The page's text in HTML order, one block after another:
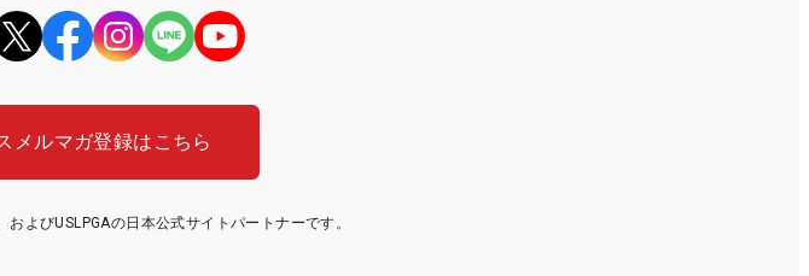
メルマガ登録はこちら
よびUSLPGAの日本公式サイトパートナーです。